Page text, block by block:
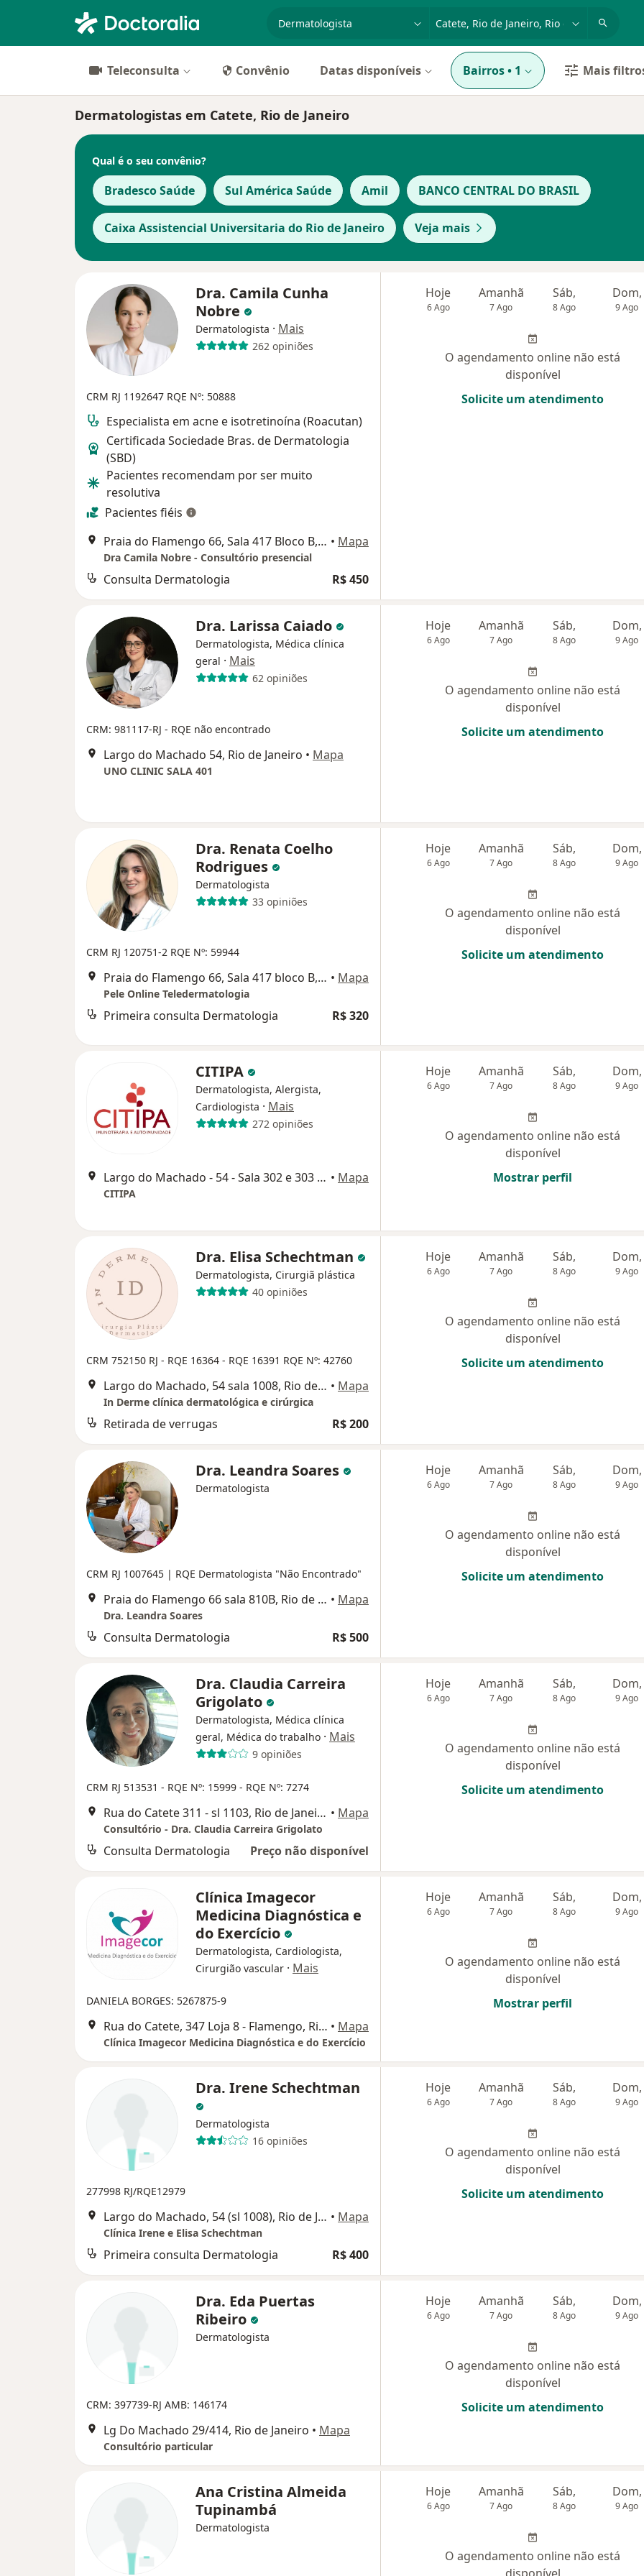
Teleconsulta Convênio Datas disponíveis Bairros• 1 Mais
Dermatologistas em Catete, Rio de Janeiro
Qual é o seu convênio?
Bradesco Saúde Sul América Saúde Amil BANCO CENTRAL DO BRASIL
Caixa Assistencial Universitaria do Rio de Janeiro Veja mais
Dra. Camila Cunha
Nobre
Dermatologista · Mais
262 opiniões
CRM RJ 1192647 RQE Nº: 50888
Especialista em acne e isotretinoína (Roacutan)
Certificada Sociedade Bras. de Dermatologia
(SBD)
Pacientes recomendam por ser muito
resolutiva
Pacientes fiéis
Praia do Flamengo 66, Sala 417 Bloco B, Rio de Janeiro • Mapa
Dra Camila Nobre - Consultório presencial
Consulta Dermatologia R$ 450
Hoje
6 Ago
Amanhã
7 Ago
Sáb,
8 Ago
Dom,
9 Ago
O agendamento online não está
disponível
Solicite um atendimento
Dra. Larissa Caiado
Dermatologista, Médica clínica
geral · Mais
62 opiniões
CRM: 981117-RJ - RQE não encontrado
Largo do Machado 54, Rio de Janeiro • Mapa
UNO CLINIC SALA 401
Hoje
6 Ago
Amanhã
7 Ago
Sáb,
8 Ago
Dom,
9 Ago
O agendamento online não está
disponível
Solicite um atendimento
Dra. Renata Coelho
Rodrigues
Dermatologista
33 opiniões
CRM RJ 120751-2 RQE Nº: 59944
Praia do Flamengo 66, Sala 417 bloco B, Rio de Janeiro • Mapa
Pele Online Teledermatologia
Primeira consulta Dermatologia R$ 320
Hoje
6 Ago
Amanhã
7 Ago
Sáb,
8 Ago
Dom,
9 Ago
O agendamento online não está
disponível
Solicite um atendimento
CITIPA
Dermatologista, Alergista,
Cardiologista · Mais
272 opiniões
Largo do Machado - 54 - Sala 302 e 303 Catete, Rio de Janeiro • Mapa
CITIPA
Hoje
6 Ago
Amanhã
7 Ago
Sáb,
8 Ago
Dom,
9 Ago
O agendamento online não está
disponível
Mostrar perfil
Dra. Elisa Schechtman
Dermatologista, Cirurgiã plástica
40 opiniões
CRM 752150 RJ - RQE 16364 - RQE 16391 RQE Nº: 42760
Largo do Machado, 54 sala 1008, Rio de Janeiro • Mapa
In Derme clínica dermatológica e cirúrgica
Retirada de verrugas R$ 200
Hoje
6 Ago
Amanhã
7 Ago
Sáb,
8 Ago
Dom,
9 Ago
O agendamento online não está
disponível
Solicite um atendimento
Dra. Leandra Soares
Dermatologista
CRM RJ 1007645 | RQE Dermatologista "Não Encontrado"
Praia do Flamengo 66 sala 810B, Rio de Janeiro • Mapa
Dra. Leandra Soares
Consulta Dermatologia R$ 500
Hoje
6 Ago
Amanhã
7 Ago
Sáb,
8 Ago
Dom,
9 Ago
O agendamento online não está
disponível
Solicite um atendimento
Dra. Claudia Carreira
Grigolato
Dermatologista, Médica clínica
geral, Médica do trabalho · Mais
9 opiniões
CRM RJ 513531 - RQE Nº: 15999 - RQE Nº: 7274
Rua do Catete 311 - sl 1103, Rio de Janeiro • Mapa
Consultório - Dra. Claudia Carreira Grigolato
Consulta Dermatologia Preço não disponível
Hoje
6 Ago
Amanhã
7 Ago
Sáb,
8 Ago
Dom,
9 Ago
O agendamento online não está
disponível
Solicite um atendimento
Clínica Imagecor
Medicina Diagnóstica e
do Exercício
Dermatologista, Cardiologista,
Cirurgião vascular · Mais
DANIELA BORGES: 5267875-9
Rua do Catete, 347 Loja 8 - Flamengo, Rio de Janeiro • Mapa
Clínica Imagecor Medicina Diagnóstica e do Exercício
Hoje
6 Ago
Amanhã
7 Ago
Sáb,
8 Ago
Dom,
9 Ago
O agendamento online não está
disponível
Mostrar perfil
Dra. Irene Schechtman
Dermatologista
16 opiniões
277998 RJ/RQE12979
Largo do Machado, 54 (sl 1008), Rio de Janeiro • Mapa
Clínica Irene e Elisa Schechtman
Primeira consulta Dermatologia R$ 400
Hoje
6 Ago
Amanhã
7 Ago
Sáb,
8 Ago
Dom,
9 Ago
O agendamento online não está
disponível
Solicite um atendimento
Dra. Eda Puertas
Ribeiro
Dermatologista
CRM: 397739-RJ AMB: 146174
Lg Do Machado 29/414, Rio de Janeiro • Mapa
Consultório particular
Hoje
6 Ago
Amanhã
7 Ago
Sáb,
8 Ago
Dom,
9 Ago
O agendamento online não está
disponível
Solicite um atendimento
Ana Cristina Almeida
Tupinambá
Dermatologista
Hoje
6 Ago
Amanhã
7 Ago
Sáb,
8 Ago
Dom,
9 Ago
O agendamento online não está